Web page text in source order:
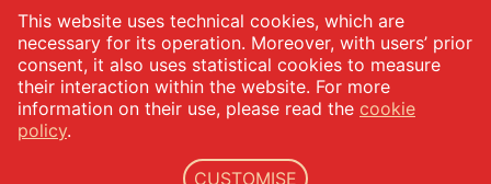
Yes, I would like to receive the Menù newsletter*
SUBSCRIBE
This website uses technical cookies, which are
necessary for its operation. Moreover, with users’ prior
consent, it also uses statistical cookies to measure
their interaction within the website. For more
information on their use, please read the cookie
policy.
CUSTOMISE